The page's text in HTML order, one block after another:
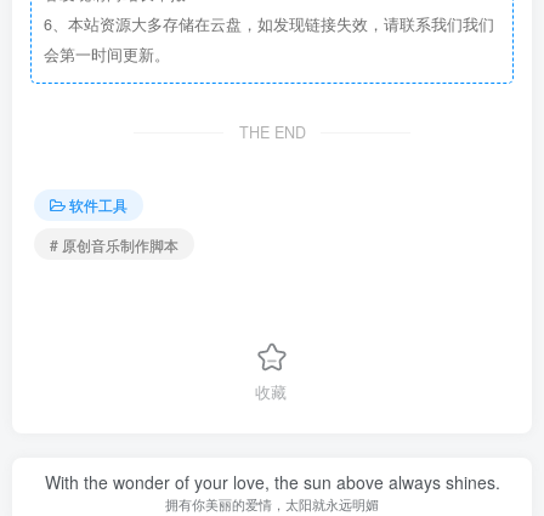
6、本站资源大多存储在云盘，如发现链接失效，请联系我们我们
会第一时间更新。
THE END
软件工具
# 原创音乐制作脚本
收藏
With the wonder of your love, the sun above always shines.
拥有你美丽的爱情，太阳就永远明媚